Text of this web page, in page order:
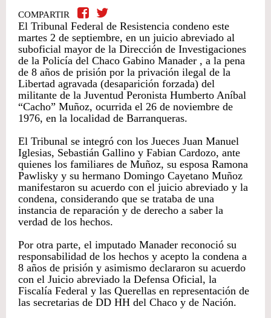
COMPARTIR
El Tribunal Federal de Resistencia condeno este
martes 2 de septiembre, en un juicio abreviado al
suboficial mayor de la Dirección de Investigaciones
de la Policía del Chaco Gabino Manader , a la pena
de 8 años de prisión por la privación ilegal de la
Libertad agravada (desaparición forzada) del
militante de la Juventud Peronista Humberto Aníbal
“Cacho” Muñoz, ocurrida el 26 de noviembre de
1976, en la localidad de Barranqueras.
El Tribunal se integró con los Jueces Juan Manuel
Iglesias, Sebastián Gallino y Fabian Cardozo, ante
quienes los familiares de Muñoz, su esposa Ramona
Pawlisky y su hermano Domingo Cayetano Muñoz
manifestaron su acuerdo con el juicio abreviado y la
condena, considerando que se trataba de una
instancia de reparación y de derecho a saber la
verdad de los hechos.
Por otra parte, el imputado Manader reconoció su
responsabilidad de los hechos y acepto la condena a
8 años de prisión y asimismo declararon su acuerdo
con el Juicio abreviado la Defensa Oficial, la
Fiscalía Federal y las Querellas en representación de
las secretarias de DD HH del Chaco y de Nación.